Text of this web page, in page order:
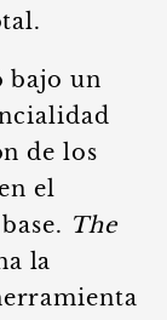
bajo un
de los
el
The
la